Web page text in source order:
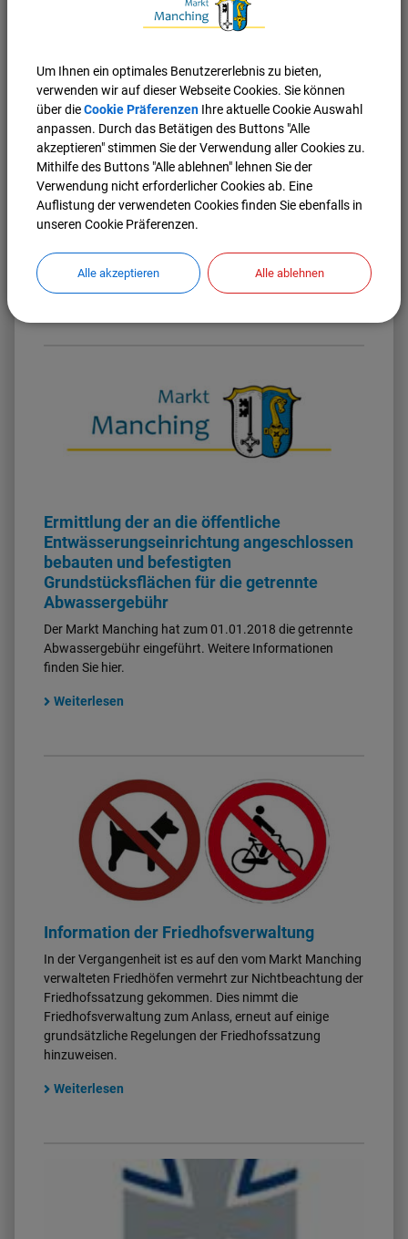
Stadt Ingolstadt
Oberbürgermeister Scharpf informiert sich
über möglichen Gymnasium-Standort
Manching
Ingolstadts Oberbürgermeister Dr. Christian Scharpf hat
sich mit einer Delegation die zwei möglichen Standorte
eines Zweckverbandsgymnasiums im nördlichen
Landkreis Pfaffenhofen angesehen. Beim
mit Bürgermeister Herbert Nerb offene Fragen geklärt.
Weiterlesen
Ermittlung der an die öffentliche
Entwässerungseinrichtung angeschlossen
bebauten und befestigten
Grundstücksflächen für die getrennte
Abwassergebühr
Der Markt Manching hat zum 01.01.2018 die getrennte
Abwassergebühr eingeführt. Weitere Informationen
finden Sie hier.
Weiterlesen
Information der Friedhofsverwaltung
In der Vergangenheit ist es auf den vom Markt Manching
verwalteten Friedhöfen vermehrt zur Nichtbeachtung der
Friedhofssatzung gekommen. Dies nimmt die
Friedhofsverwaltung zum Anlass, erneut auf einige
grundsätzliche Regelungen der Friedhofssatzung
hinzuweisen.
Weiterlesen
Um Ihnen ein optimales Benutzererlebnis zu bieten,
verwenden wir auf dieser Webseite Cookies. Sie können
über dieCookie Präferenzen Ihre aktuelle Cookie Auswahl
anpassen. Durch das Betätigen des Buttons "Alle
akzeptieren" stimmen Sie der Verwendung aller Cookies zu.
Mithilfe des Buttons "Alle ablehnen" lehnen Sie der
Verwendung nicht erforderlicher Cookies ab. Eine
Auflistung der verwendeten Cookies finden Sie ebenfalls in
unseren Cookie Präferenzen.
Alle akzeptieren Alle ablehnen